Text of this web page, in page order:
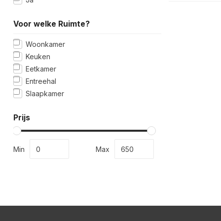
Voor welke Ruimte?
Woonkamer
Keuken
Eetkamer
Entreehal
Slaapkamer
Prijs
Min Max